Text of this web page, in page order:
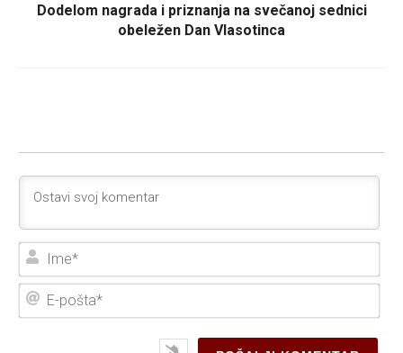
Dodelom nagrada i priznanja na svečanoj sednici
obeležen Dan Vlasotinca
E-